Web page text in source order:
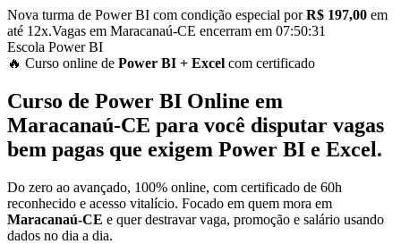
Nova turma de Power BI com condição especial porR$ 197,00 em
até 12x.Vagas em Maracanaú-CE encerram em 07:50:30
Escola Power BI
🔥 Curso online de Power BI + Excel com certificado
Curso de Power BI Online em
Maracanaú-CE para você disputar vagas
bem pagas que exigem Power BI e Excel.
Do zero ao avançado, 100% online, com certificado de 60h
reconhecido e acesso vitalício. Focado em quem mora em
Maracanaú-CE e quer destravar vaga, promoção e salário usando
dados no dia a dia.